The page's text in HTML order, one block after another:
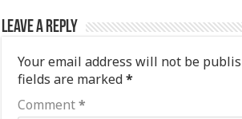
Leave a Reply
Your email address will not be
fields are marked*
Comment*